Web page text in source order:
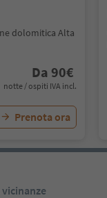
dolomitica Alta
Da 90€
notte / ospiti IVA incl.
Prenota ora